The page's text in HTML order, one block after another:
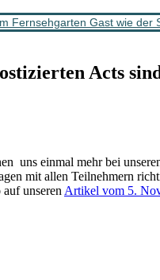
Fernsehgarten Gast wie der
Acts
uns einmal mehr bei
mit allen Teilnehmern
unseren Artikel vom 5.